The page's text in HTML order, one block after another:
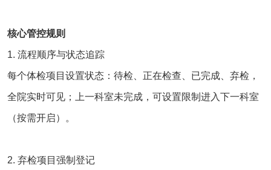
核心管控规则
1. 流程顺序与状态追踪
每个体检项目设置状态：待检、正在检查、已完成、弃检，
全院实时可见；上一科室未完成，可设置限制进入下一科室
（按需开启）。
2. 弃检项目强制登记